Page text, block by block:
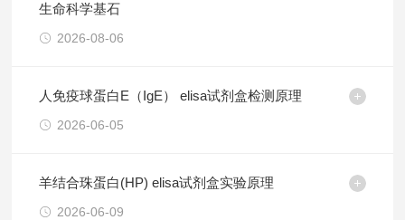
生命科学基石
2026-08-06
人免疫球蛋白E（IgE） elisa试剂盒检测原理
2026-06-05
羊结合珠蛋白(HP) elisa试剂盒实验原理
2026-06-09